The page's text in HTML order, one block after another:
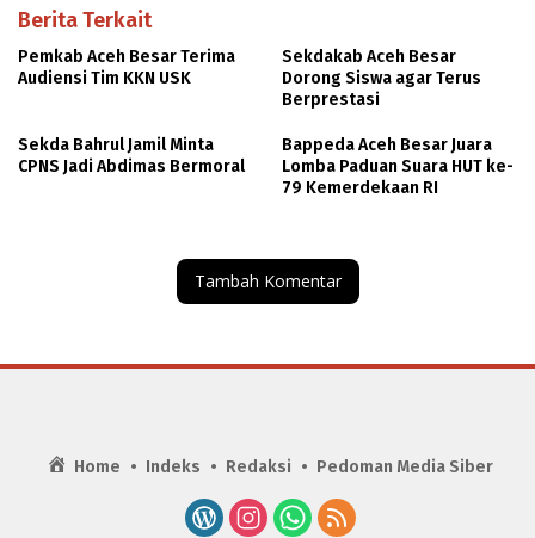
Berita Terkait
Pemkab Aceh Besar Terima
Audiensi Tim KKN USK
Sekdakab Aceh Besar
Dorong Siswa agar Terus
Berprestasi
Sekda Bahrul Jamil Minta
CPNS Jadi Abdimas Bermoral
Bappeda Aceh Besar Juara
Lomba Paduan Suara HUT ke-
79 Kemerdekaan RI
Tambah Komentar
Home Indeks Redaksi Pedoman Media Siber